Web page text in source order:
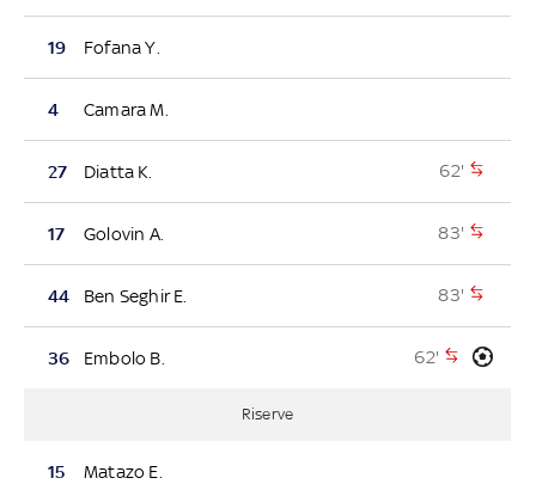
19 Fofana Y.
4 Camara M.
27 Diatta K. 62'
17 Golovin A. 83'
44 Ben Seghir E. 83'
36 Embolo B. 62'
Riserve
15 Matazo E.